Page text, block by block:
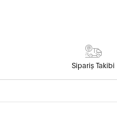
Sipariş Takibi